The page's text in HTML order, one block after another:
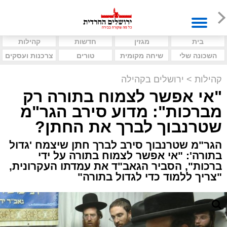
בית מגזין חדשות
קהילות
השכונה שלי
שיחה מקומית טורים צרכנות ועסקים
קהילות > ירושלים בקהילה
"אי אפשר לצמוח בתורה רק
מברכות": מדוע סירב הגר"מ
שטרנבוך לברך את החתן?
הגר"מ שטרנבוך סירב לברך חתן שיצמח 'גדול
בתורה': "אי אפשר לצמוח בתורה על ידי
ברכות", הסביר הגאב"ד את עמדתו העקרונית,
"צריך ללמוד כדי לגדול בתורה"